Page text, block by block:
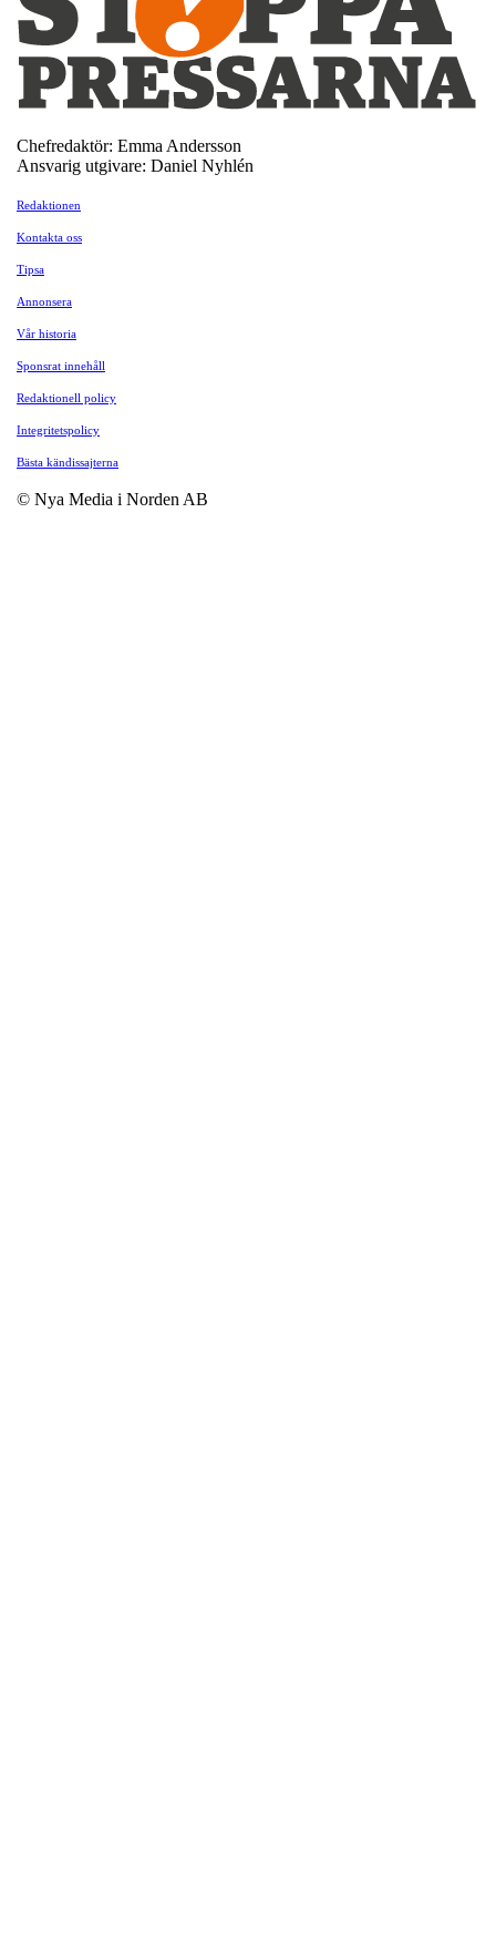
Chefredaktör: Emma Andersson
Ansvarig utgivare: Daniel Nyhlén
Redaktionen
Kontakta oss
Tipsa
Annonsera
Vår historia
Sponsrat innehåll
Redaktionell policy
Integritetspolicy
Bästa kändissajterna
© Nya Media i Norden AB